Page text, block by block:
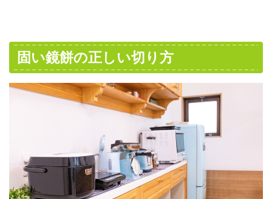
固い鏡餅の正しい切り方